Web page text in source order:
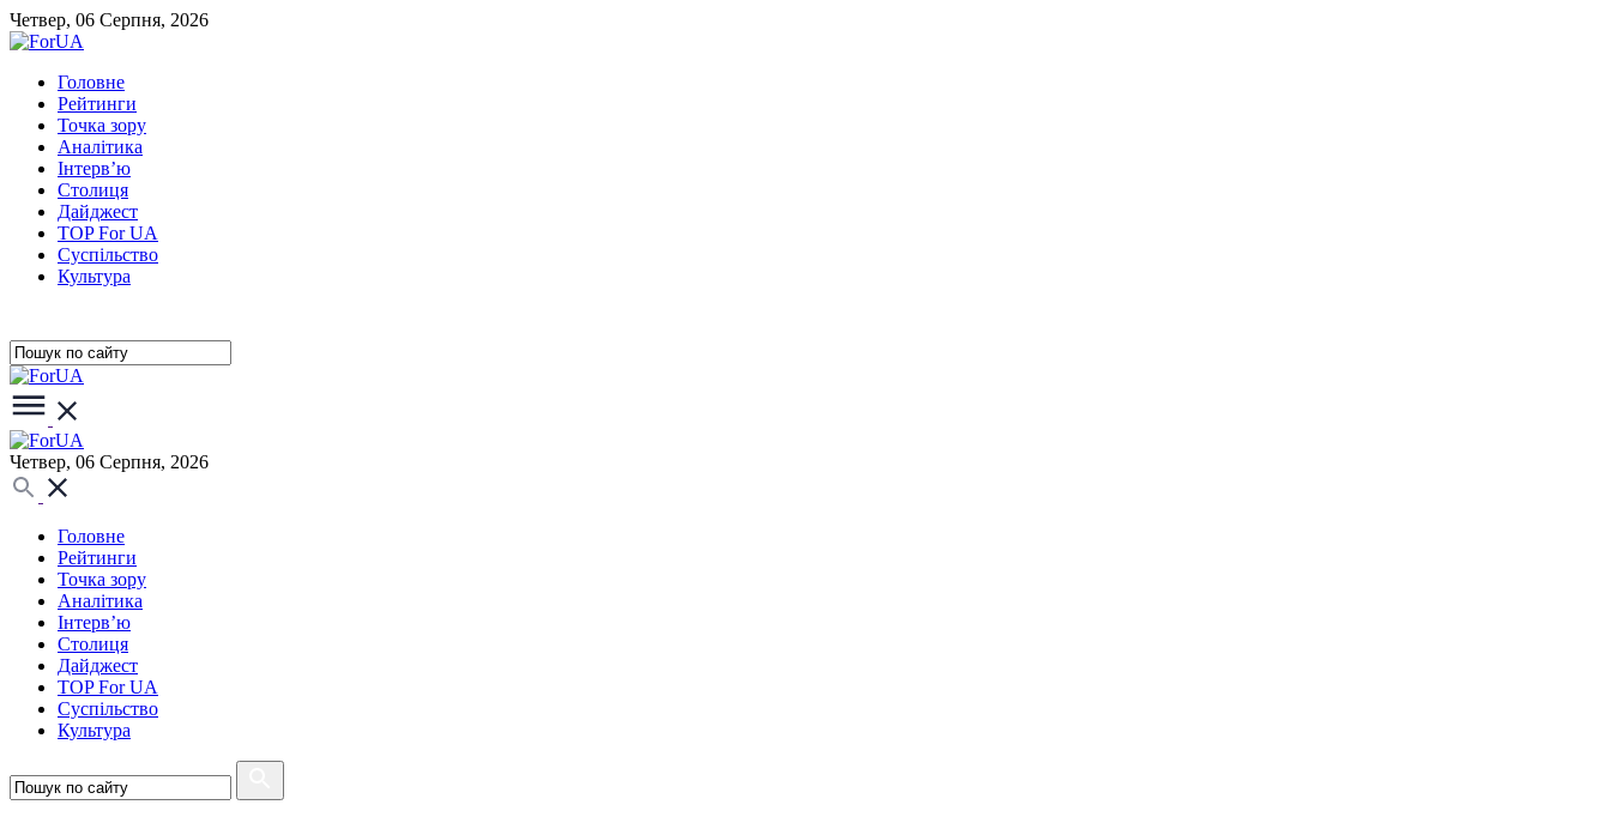
Четвер, 06 Серпня, 2026
Головне
Рейтинги
Точка зору
Аналітика
Інтерв’ю
Столиця
Дайджест
TOP For UA
Суспiльство
Культура
Четвер, 06 Серпня, 2026
Головне
Рейтинги
Точка зору
Аналітика
Інтерв’ю
Столиця
Дайджест
TOP For UA
Суспiльство
Культура